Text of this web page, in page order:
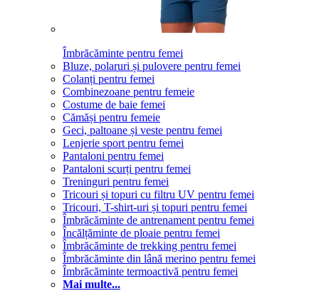
Îmbrăcăminte pentru femei
Bluze, polaruri și pulovere pentru femei
Colanți pentru femei
Combinezoane pentru femeie
Costume de baie femei
Cămăși pentru femeie
Geci, paltoane și veste pentru femei
Lenjerie sport pentru femei
Pantaloni pentru femei
Pantaloni scurți pentru femei
Treninguri pentru femei
Tricouri și topuri cu filtru UV pentru femei
Tricouri, T-shirt-uri și topuri pentru femei
Îmbrăcăminte de antrenament pentru femei
Încălțăminte de ploaie pentru femei
Îmbrăcăminte de trekking pentru femei
Îmbrăcăminte din lână merino pentru femei
Îmbrăcăminte termoactivă pentru femei
Mai multe...